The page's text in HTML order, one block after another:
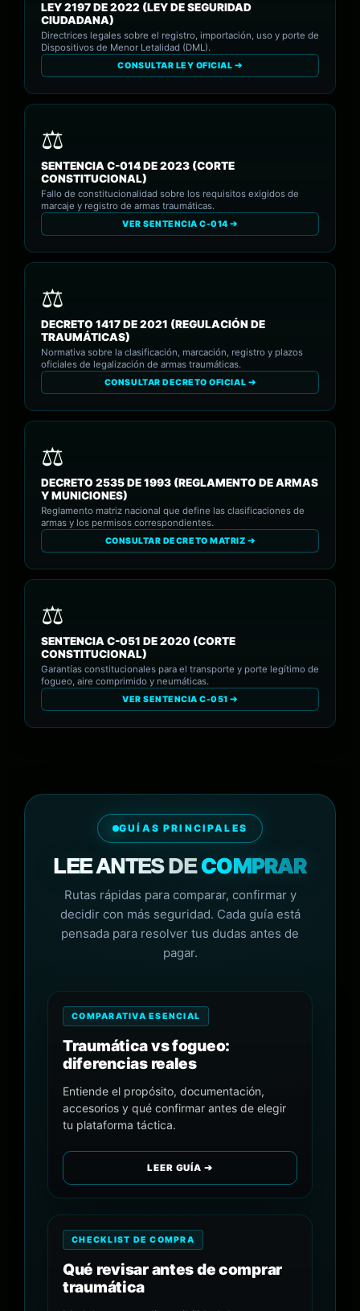
LEY 2197 DE 2022 (LEY DE SEGURIDAD
CIUDADANA)
Directrices legales sobre el registro, importación, uso y porte de
Dispositivos de Menor Letalidad (DML).
CONSULTAR LEY OFICIAL ➔
SENTENCIA C-014 DE 2023 (CORTE
CONSTITUCIONAL)
Fallo de constitucionalidad sobre los requisitos exigidos de
marcaje y registro de armas traumáticas.
VER SENTENCIA C-014 ➔
DECRETO 1417 DE 2021 (REGULACIÓN DE
TRAUMÁTICAS)
Normativa sobre la clasificación, marcación, registro y plazos
oficiales de legalización de armas traumáticas.
CONSULTAR DECRETO OFICIAL ➔
DECRETO 2535 DE 1993 (REGLAMENTO DE ARMAS
Y MUNICIONES)
Reglamento matriz nacional que define las clasificaciones de
armas y los permisos correspondientes.
CONSULTAR DECRETO MATRIZ ➔
SENTENCIA C-051 DE 2020 (CORTE
CONSTITUCIONAL)
Garantías constitucionales para el transporte y porte legítimo de
fogueo, aire comprimido y neumáticas.
VER SENTENCIA C-051 ➔
GUÍAS PRINCIPALES
LEE ANTES DECOMPRAR
Rutas rápidas para comparar, confirmar y
decidir con más seguridad. Cada guía está
pensada para resolver tus dudas antes de
pagar.
COMPARATIVA ESENCIAL
Traumática vs fogueo:
diferencias reales
Entiende el propósito, documentación,
accesorios y qué confirmar antes de elegir
tu plataforma táctica.
LEER GUÍA ➔
CHECKLIST DE COMPRA
Qué revisar antes de comprar
traumática